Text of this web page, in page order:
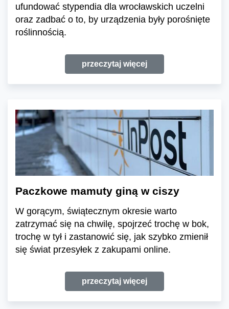
ufundować stypendia dla wrocławskich uczelni
oraz zadbać o to, by urządzenia były porośnięte
roślinnością.
przeczytaj więcej
Paczkowe mamuty giną w ciszy
W gorącym, świątecznym okresie warto
zatrzymać się na chwilę, spojrzeć trochę w bok,
trochę w tył i zastanowić się, jak szybko zmienił
się świat przesyłek z zakupami online.
przeczytaj więcej